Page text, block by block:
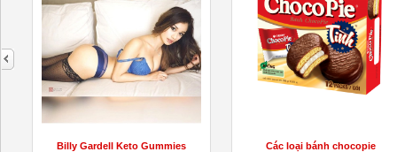
Billy Gardell Keto Gummies
Các loại bánh chocopie
next